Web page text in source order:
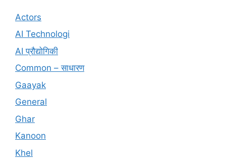
Actors
AI Technologi
AI प्रौद्योगिकी
Common – साधारण
Gaayak
General
Ghar
Kanoon
Khel